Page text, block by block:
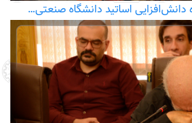
دانش‌افزایی اساتید دانشگاه صنعتی…